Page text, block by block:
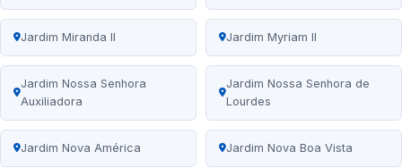
Jardim Miranda II Jardim Myriam II
Jardim Nossa Senhora
Auxiliadora
Jardim Nossa Senhora de
Lourdes
Jardim Nova América Jardim Nova Boa Vista